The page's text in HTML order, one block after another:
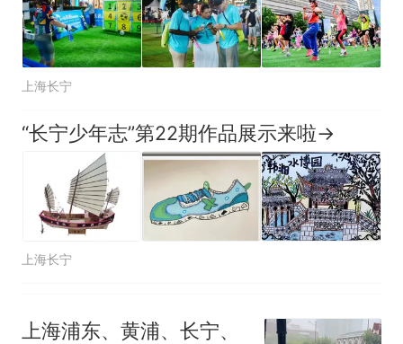
上海长宁
“长宁少年志”第22期作品展示来啦→
上海长宁
上海浦东、黄浦、长宁、